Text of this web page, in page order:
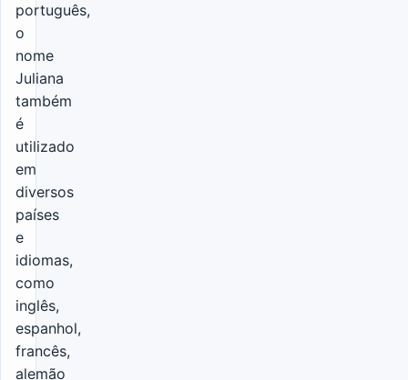
português,
o
nome
Juliana
também
é
utilizado
em
diversos
países
e
idiomas,
como
inglês,
espanhol,
francês,
alemão